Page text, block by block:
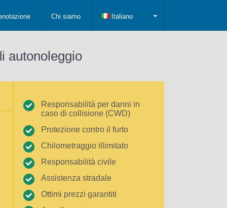
Chi siamo Italiano
autonoleggio
Responsabilitá per danni in
caso di collisione (CWD)
Protezione contro il furto
Chilometraggio illimitato
Responsabilità civile
Assistenza stradale
Ottimi prezzi garantiti